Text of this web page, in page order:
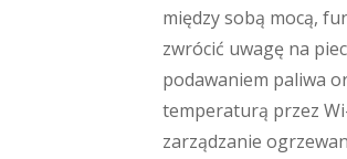
między sobą mocą,
zwrócić uwagę na
podawaniem paliwa
temperaturą przez
zarządzanie